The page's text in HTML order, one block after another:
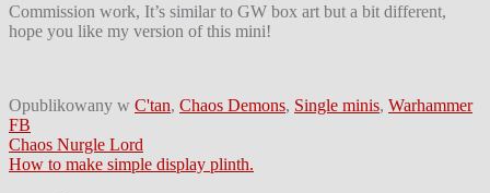
Commission work, It’s similar to GW box art but a bit different,
hope you like my version of this mini!
Opublikowany w C'tan, Chaos Demons, Single minis, Warhammer
FB
Nawigacja
wpisu
Chaos Nurgle Lord
How to make simple display plinth.